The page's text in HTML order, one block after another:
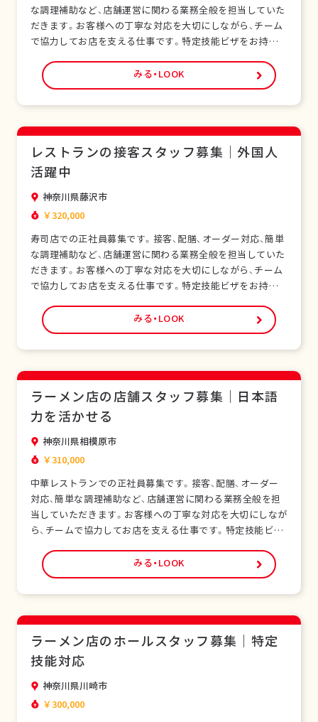
な調理補助など、店舗運営に関わる業務全般を担当していた
だきます。お客様への丁寧な対応を大切にしながら、チーム
で協力してお店を支える仕事です。特定技能ビザをお持ちの
経験の方でも研修制度があり、日本の飲食サービスを基礎か
ら学べます。正社員として安定した雇用形態で、長期的なキ
ャリア形成が可能です。シフト制勤務で、現…
みる・LOOK
レストランの接客スタッフ募集｜外国人
活躍中
神奈川県藤沢市
￥320,000
寿司店での正社員募集です。接客、配膳、オーダー対応、簡単
な調理補助など、店舗運営に関わる業務全般を担当していた
だきます。お客様への丁寧な対応を大切にしながら、チーム
で協力してお店を支える仕事です。特定技能ビザをお持ちの
経験の方でも研修制度があり、日本の飲食サービスを基礎か
ら学べます。正社員として安定した雇用形態で、長期的なキ
ャリア形成が可能です。シフト制勤務で、現…
みる・LOOK
ラーメン店の店舗スタッフ募集｜日本語
力を活かせる
神奈川県相模原市
￥310,000
中華レストランでの正社員募集です。接客、配膳、オーダー
対応、簡単な調理補助など、店舗運営に関わる業務全般を担
当していただきます。お客様への丁寧な対応を大切にしなが
ら、チームで協力してお店を支える仕事です。特定技能ビザ
境です。未経験の方でも研修制度があり、日本の飲食サービ
スを基礎から学べます。正社員として安定した雇用形態で、
長期的なキャリア形成が可能です。シフト制勤…
みる・LOOK
ラーメン店のホールスタッフ募集｜特定
技能対応
神奈川県川崎市
￥300,000